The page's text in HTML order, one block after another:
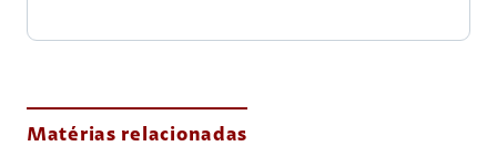
Matérias relacionadas